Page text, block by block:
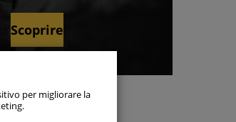
Scoprire
per migliorare la